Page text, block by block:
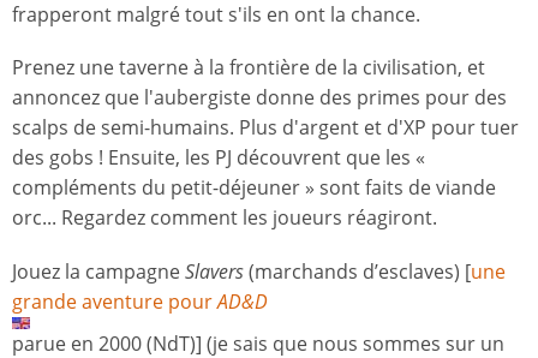
frapperont malgré tout s'ils en ont la chance.
Prenez une taverne à la frontière de la civilisation, et
annoncez que l'aubergiste donne des primes pour des
scalps de semi-humains. Plus d'argent et d'XP pour tuer
des gobs ! Ensuite, les PJ découvrent que les «
compléments du petit-déjeuner » sont faits de viande
orc... Regardez comment les joueurs réagiront.
Jouez la campagneSlavers(marchands d’esclaves) [une
grande aventure pourAD&D
parue en 2000 (NdT)] (je sais que nous sommes sur un